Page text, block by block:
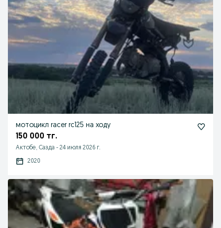
мотоцикл racer rc125 на ходу
150 000 тг.
Актобе, Сазда - 24 июля 2026 г.
2020